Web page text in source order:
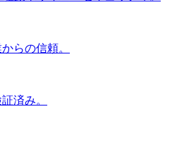
らの信頼。
済み。